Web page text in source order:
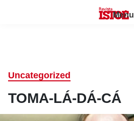
Menu
Uncategorized
TOMA-LÁ-DÁ-CÁ